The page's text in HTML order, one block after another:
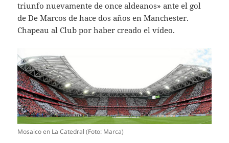
triunfo nuevamente de once aldeanos» ante el gol
de De Marcos de hace dos años en Manchester.
Chapeau al Club por haber creado el vídeo.
Mosaico en La Catedral (Foto: Marca)